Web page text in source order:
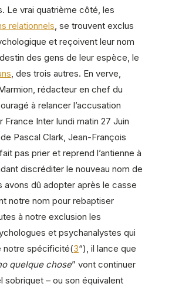
Le vrai quatrième côté, les
relationnels , se trouvent exclus
et reçoivent leur nom
des gens de leur espèce, le
, des trois autres. En verve,
rédacteur en chef du
à relancer l’accusation
France Inter lundi matin 27 Juin
Pascal Clark, Jean-François
pas prier et reprend l’antienne à
discréditer le nouveau nom de
avons dû adopter après le casse
notre nom pour rebaptiser
à notre exclusion les
et psychanalystes qui
notre spécificité(3“), il lance que
quelque chose” vont continuer
sobriquet – ou son équivalent